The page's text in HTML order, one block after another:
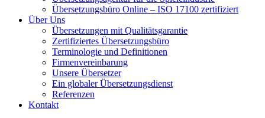
Übersetzungsbüro Online – ISO 17100 zertifiziert
Über Uns
Übersetzungen mit Qualitätsgarantie
Zertifiziertes Übersetzungsbüro
Terminologie und Definitionen
Firmenvereinbarung
Unsere Übersetzer
Ein globaler Übersetzungsdienst
Referenzen
Kontakt